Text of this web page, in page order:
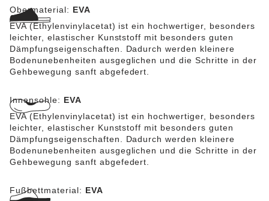
Obermaterial: EVA
EVA (Ethylenvinylacetat) ist ein hochwertiger, besonders
leichter, elastischer Kunststoff mit besonders guten
Dämpfungseigenschaften. Dadurch werden kleinere
Bodenunebenheiten ausgeglichen und die Schritte in der
Gehbewegung sanft abgefedert.
Innensohle: EVA
EVA (Ethylenvinylacetat) ist ein hochwertiger, besonders
leichter, elastischer Kunststoff mit besonders guten
Dämpfungseigenschaften. Dadurch werden kleinere
Bodenunebenheiten ausgeglichen und die Schritte in der
Gehbewegung sanft abgefedert.
Fußbettmaterial: EVA